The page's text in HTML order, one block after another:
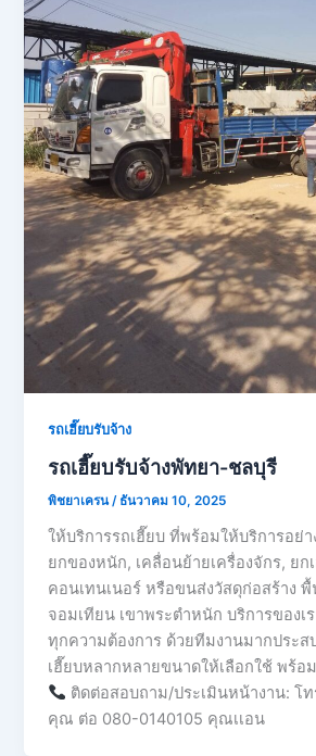
รถเฮี๊ยบรับจ้าง
รถเฮี๊ยบรับจ้างพัทยา-ชลบุรี
พิชยาเครน/ ธันวาคม 10, 2025
ให้บริการรถเฮี๊ยบ ที่พร้อมให้บริการอย่
ยกของหนัก, เคลื่อนย้ายเครื่องจักร, ยก
คอนเทนเนอร์ หรือขนส่งวัสดุก่อสร้าง
จอมเทียน เขาพระตำหนัก บริการของเ
ทุกความต้องการ ด้วยทีมงานมากประ
เฮี๊ยบหลากหลายขนาดให้เลือกใช้ พร้อ
ติดต่อสอบถาม/ประเมินหน้างาน: โ
คุณ ต่อ 080-0140105 คุณเเอน